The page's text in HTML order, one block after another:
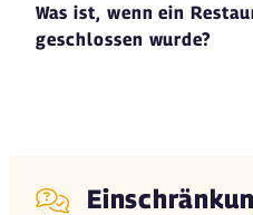
Was ist, wenn ein
geschlossen wurde?